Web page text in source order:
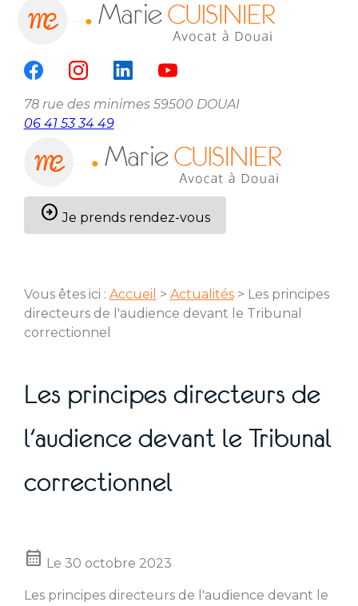
78 rue des minimes 59500 DOUAI
06 41 53 34 49
arrow_circle_right Je prends rendez-vous
Vous êtes ici : Accueil > Actualités> Les principes
directeurs de l'audience devant le Tribunal
correctionnel
Les principes directeurs de
l'audience devant le Tribunal
correctionnel
calendar_month Le 30 octobre 2023
Les principes directeurs de l'audience devant le
Panneau de gestion des cookies